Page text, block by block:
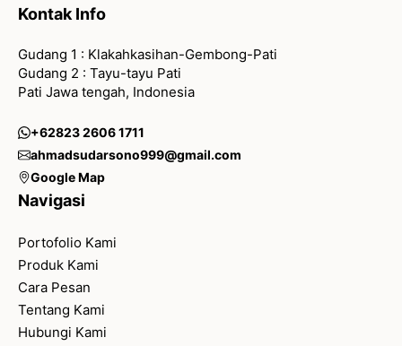
Kontak Info
Gudang 1 : Klakahkasihan-Gembong-Pati
Gudang 2 : Tayu-tayu Pati
Pati Jawa tengah, Indonesia
+62823 2606 1711
ahmadsudarsono999@gmail.com
Google Map
Navigasi
Portofolio Kami
Produk Kami
Cara Pesan
Tentang Kami
Hubungi Kami